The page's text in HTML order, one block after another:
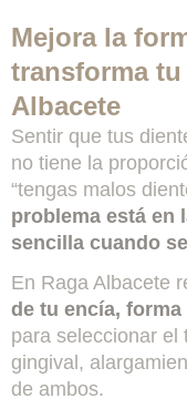
Mejora la
transforma
Albacete
Sentir que tus
no tiene la
“tengas malos
problema está en
sencilla cuando
En Raga Albacete
de tu encía,
para seleccionar el
gingival,
de ambos.